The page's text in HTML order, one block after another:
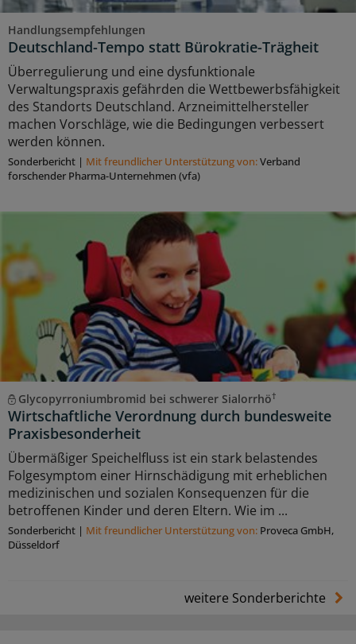
Handlungsempfehlungen
Deutschland-Tempo statt Bürokratie-Trägheit
Überregulierung und eine dysfunktionale
Verwaltungspraxis gefährden die Wettbewerbsfähigkeit
des Standorts Deutschland. Arzneimittelhersteller
machen Vorschläge, wie die Bedingungen verbessert
werden können.
Sonderbericht | Mit freundlicher Unterstützung von:Verband
forschender Pharma-Unternehmen (vfa)
Glycopyrroniumbromid bei schwerer Sialorrhö†
Wirtschaftliche Verordnung durch bundesweite
Praxisbesonderheit
Übermäßiger Speichelfluss ist ein stark belastendes
Folgesymptom einer Hirnschädigung mit erheblichen
medizinischen und sozialen Konsequenzen für die
betroffenen Kinder und deren Eltern. Wie im ...
Sonderbericht | Mit freundlicher Unterstützung von: Proveca GmbH,
Düsseldorf
weitere Sonderberichte